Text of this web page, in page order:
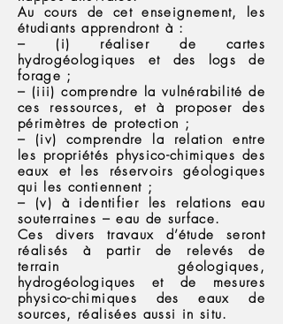
Au cours de cet enseignement, les
étudiants apprendront à :
– (i) réaliser de cartes
hydrogéologiques et des logs de
forage ;
– (iii) comprendre la vulnérabilité de
ces ressources, et à proposer des
périmètres de protection ;
– (iv) comprendre la relation entre
les propriétés physico-chimiques des
eaux et les réservoirs géologiques
qui les contiennent ;
– (v) à identifier les relations eau
souterraines – eau de surface.
Ces divers travaux d’étude seront
réalisés à partir de relevés de
terrain géologiques,
hydrogéologiques et de mesures
physico-chimiques des eaux de
sources, réalisées aussi in situ.